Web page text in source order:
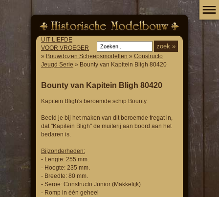
UIT LIEFDE
VOOR VROEGER
» Bouwdozen Scheepsmodellen » Constructo
Jeugd Serie » Bounty van Kapitein Bligh 80420
Bounty van Kapitein Bligh 80420
Kapitein Bligh's beroemde schip Bounty.
Beeld je bij het maken van dit beroemde fregat in,
dat "Kapitein Bligh" de muiterij aan boord aan het
bedaren is.
Bijzonderheden:
- Lengte: 255 mm.
- Hoogte: 235 mm.
- Breedte: 80 mm.
- Seroe: Constructo Junior (Makkelijk)
- Romp in één geheel